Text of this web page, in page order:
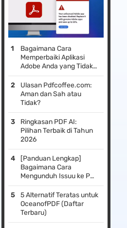
Bagaimana Cara
Memperbaiki Aplikasi
Adobe Anda yang Tidak
Berlisensi Telah
Dinonaktifkan?
Ulasan Pdfcoffee.com:
Aman dan Sah atau
Tidak?
Ringkasan PDF AI:
Pilihan Terbaik di Tahun
2026
[Panduan Lengkap]
Bagaimana Cara
Mengunduh Issuu ke PDF
Gratis?
5 Alternatif Teratas untuk
OceanofPDF (Daftar
Terbaru)